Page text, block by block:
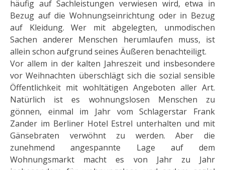
häufig auf Sach­leistungen verwiesen wird, etwa in
Bezug auf die Wohnungseinrichtung oder in Bezug
auf Kleidung. Wer mit abgelegten, unmodischen
Sachen anderer Menschen herumlaufen muss, ist
allein schon aufgrund seines Äußeren benachteiligt.
Vor allem in der kalten Jahreszeit und insbesondere
vor Weihnachten überschlägt sich die sozial sensible
Öf­fentlichkeit mit wohltätigen Angeboten aller Art.
Natürlich ist es wohnungslosen Menschen zu
gönnen, ein­mal im Jahr vom Schlagerstar Frank
Zander im Berliner Hotel Estrel unterhalten und mit
Gänsebraten ver­wöhnt zu werden. Aber die
zunehmend angespannte Lage auf dem
Wohnungsmarkt macht es von Jahr zu Jahr